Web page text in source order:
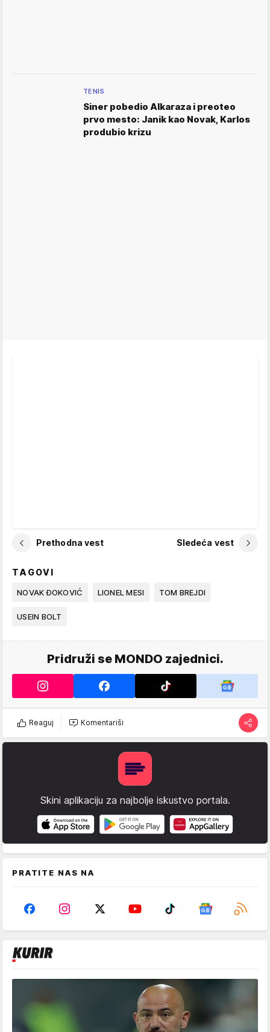
TENIS
Siner pobedio Alkaraza i preoteo
prvo mesto: Janik kao Novak, Karlos
produbio krizu
Prethodna vest Sledeća vest
TAGOVI
NOVAK ĐOKOVIĆ LIONEL MESI TOM BREJDI
USEIN BOLT
Pridruži se MONDO zajednici.
Reaguj Komentariši
Skini aplikaciju za najbolje iskustvo portala.
PRATITE NAS NA